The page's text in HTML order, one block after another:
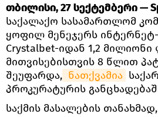
თბილისი, 27 სექტემბერი —
საქალაქო სასამართლომ
ყოფილ მენეჯერს
Crystalbet-იდან 1,2
მითვისებისთვის 8 წლით
შეუფარდა, ნათქვამია
პროკურატურის
საქმის მასალების